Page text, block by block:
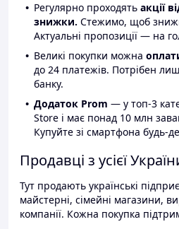
Регулярно проходять акції
знижки. Стежимо, щоб
Актуальні пропозиції — на
Великі покупки можна
до 24 платежів. Потрібен
банку.
Додаток Prom — у топ-3
Store і має понад 10 млн
Купуйте зі смартфона будь-
Продавці з усієї
Тут продають українські
майстерні, сімейні магазини,
компанії. Кожна покупка